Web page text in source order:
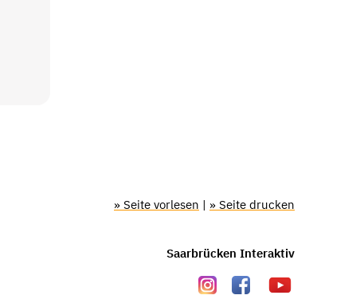
» Seite vorlesen | » Seite drucken
Saarbrücken Interaktiv